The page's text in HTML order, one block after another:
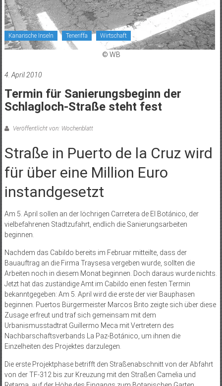
Kanarische Inseln Teneriffa Wirtschaft
© WB
4. April 2010
Termin für Sanierungsbeginn der
Schlagloch-Straße steht fest
Veröffentlicht von: Wochenblatt
Straße in Puerto de la Cruz wird
für über eine Million Euro
instandgesetzt
Am 5. April sollen an der löchrigen Carretera de El Botánico, der
vielbefahrenen Stadtzufahrt, endlich die Sanierungsarbeiten
beginnen.
Nachdem das Cabildo bereits im Februar mitteilte, dass der
Bauauftrag an die Firma Traysesa vergeben wurde, sollten die
Arbeiten noch in diesem Monat beginnen. Doch daraus wurde nichts.
Jetzt hat das zuständige Amt im Cabildo einen festen Termin
bekanntgegeben: Am 5. April wird die erste der vier Bauphasen
beginnen. Puertos Bürgermeister Marcos Brito zeigte sich über diese
Zusage erfreut und traf sich gemeinsam mit dem
Urbanismusstadtrat Guillermo Meca mit Vertretern des
Nachbarschaftsverbands La Paz-Botánico, um ihnen die
Einzelheiten des Projektes darzulegen.
Die erste Projektphase betrifft den Straßenabschnitt von der Abfahrt
von der TF-312 bis zur Kreuzung mit den Straßen Camelia und